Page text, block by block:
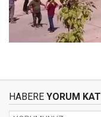
HABERE YORUM KAT